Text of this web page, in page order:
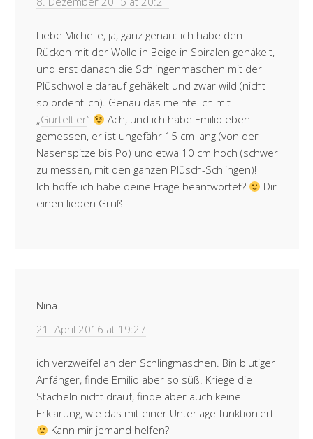
Liebe Michelle, ja, ganz genau: ich habe den
Rücken mit der Wolle in Beige in Spiralen gehäkelt,
und erst danach die Schlingenmaschen mit der
Plüschwolle darauf gehäkelt und zwar wild (nicht
so ordentlich). Genau das meinte ich mit
„Gürteltier“
Ach, und ich habe Emilio eben
gemessen, er ist ungefähr 15 cm lang (von der
Nasenspitze bis Po) und etwa 10 cm hoch (schwer
zu messen, mit den ganzen Plüsch-Schlingen)!
Ich hoffe ich habe deine Frage beantwortet?
Dir
einen lieben Gruß
Nina
21. April 2016 at 19:27
ich verzweifel an den Schlingmaschen. Bin blutiger
Anfänger, finde Emilio aber so süß. Kriege die
Stacheln nicht drauf, finde aber auch keine
Erklärung, wie das mit einer Unterlage funktioniert.
Kann mir jemand helfen?